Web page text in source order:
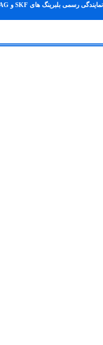
نمایندگی رسمی بلبرینگ های SKF و FAG در ایران